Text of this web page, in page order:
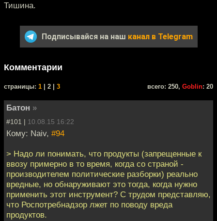
Тишина.
Подписывайся на наш канал в Telegram
Комментарии
cтраницы: 1 | 2 | 3 всего: 250, Goblin: 20
Батон »
#101 | 10.08.15 16:22
Кому: Naiv, #94
> Надо ли понимать, что продукты (запрещенные к
ввозу примерно в то время, когда со страной -
производителем политические разборки) реально
вредные, но обнаруживают это тогда, когда нужно
применить этот инструмент? С трудом представляю,
что Роспотребнадзор лжет по поводу вреда
продуктов.